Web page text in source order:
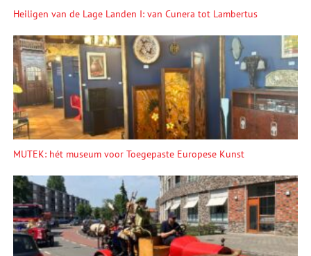
Heiligen van de Lage Landen I: van Cunera tot Lambertus
MUTEK: hét museum voor Toegepaste Europese Kunst